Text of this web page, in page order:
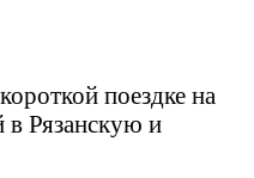
поездке на
в Рязанскую и